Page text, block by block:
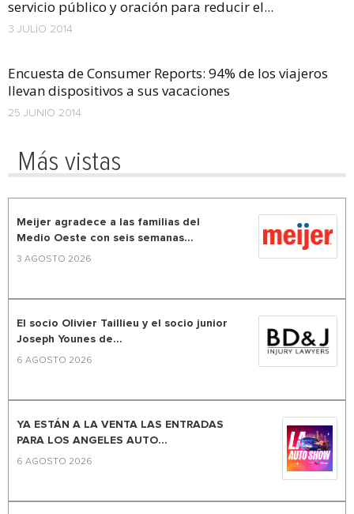
servicio público y oración para reducir el...
3 JULIO 2014
Encuesta de Consumer Reports: 94% de los viajeros
llevan dispositivos a sus vacaciones
25 JUNIO 2014
Más vistas
Meijer agradece a las familias del
Medio Oeste con seis semanas...
3 AGOSTO 2026
El socio Olivier Taillieu y el socio junior
Joseph Younes de...
6 AGOSTO 2026
YA ESTÁN A LA VENTA LAS ENTRADAS
PARA LOS ANGELES AUTO...
6 AGOSTO 2026